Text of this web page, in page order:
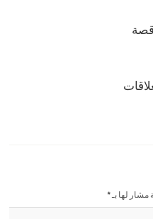
مشار لها بـ*